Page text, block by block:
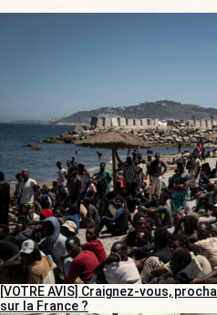
[VOTRE AVIS] Craignez-vous,
sur la France ?